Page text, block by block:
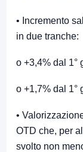
• Incremento
in due tranche:
o +3,4% dal 1°
o +1,7% dal 1°
•
OTD che, per
svolto non